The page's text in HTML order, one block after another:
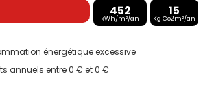
452
kWh/m²/an
15
Kg Co2m²/an
énergétique excessive
annuels entre 0 € et 0 €